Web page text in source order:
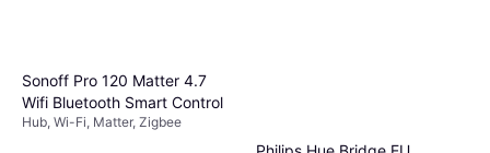
Sonoff Pro 120 Matter 4.7
Wifi Bluetooth Smart Control
Hub, Wi-Fi, Matter, Zigbee